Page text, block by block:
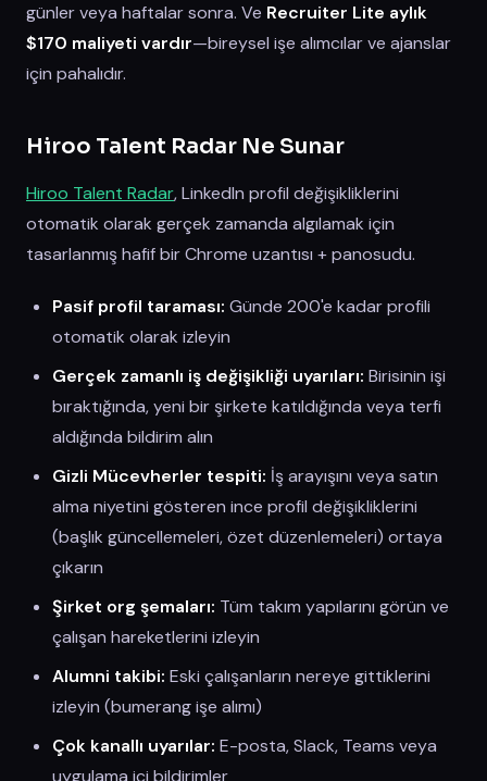
günler veya haftalar sonra. Ve Recruiter Lite aylık
$170 maliyeti vardır—bireysel işe alımcılar ve ajanslar
için pahalıdır.
Hiroo Talent Radar Ne Sunar
Hiroo Talent Radar, LinkedIn profil değişikliklerini
otomatik olarak gerçek zamanda algılamak için
tasarlanmış hafif bir Chrome uzantısı + panosudu.
Pasif profil taraması: Günde 200'e kadar profili
otomatik olarak izleyin
Gerçek zamanlı iş değişikliği uyarıları: Birisinin işi
bıraktığında, yeni bir şirkete katıldığında veya terfi
aldığında bildirim alın
Gizli Mücevherler tespiti: İş arayışını veya satın
alma niyetini gösteren ince profil değişikliklerini
(başlık güncellemeleri, özet düzenlemeleri) ortaya
çıkarın
Şirket org şemaları: Tüm takım yapılarını görün ve
çalışan hareketlerini izleyin
Alumni takibi: Eski çalışanların nereye gittiklerini
izleyin (bumerang işe alımı)
Çok kanallı uyarılar: E-posta, Slack, Teams veya
uygulama içi bildirimler